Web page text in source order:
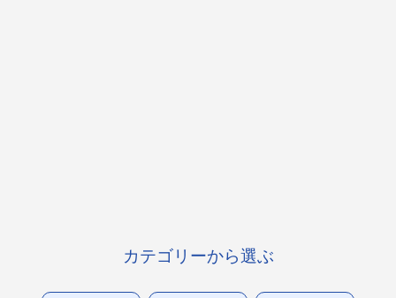
カテゴリーから選ぶ